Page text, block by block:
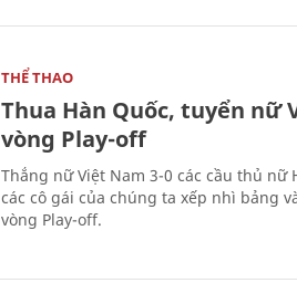
THỂ THAO
Thua Hàn Quốc, tuyển nữ
vòng Play-off
Thắng nữ Việt Nam 3-0 các cầu thủ nữ
các cô gái của chúng ta xếp nhì bảng
vòng Play-off.